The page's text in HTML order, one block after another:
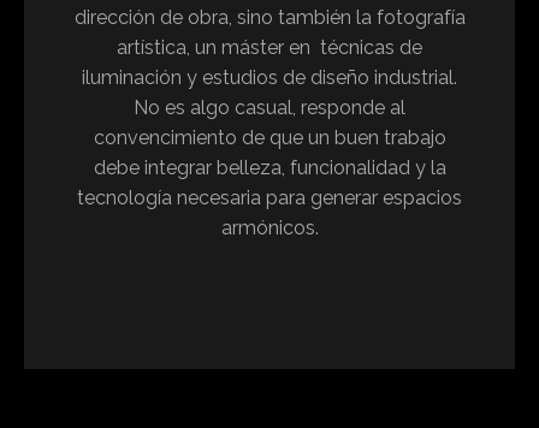
dirección de obra, sino también la fotografía
artística, un máster en técnicas de
iluminación y estudios de diseño industrial.
No es algo casual, responde al
convencimiento de que un buen trabajo
debe integrar belleza, funcionalidad y la
tecnología necesaria para generar espacios
armónicos.